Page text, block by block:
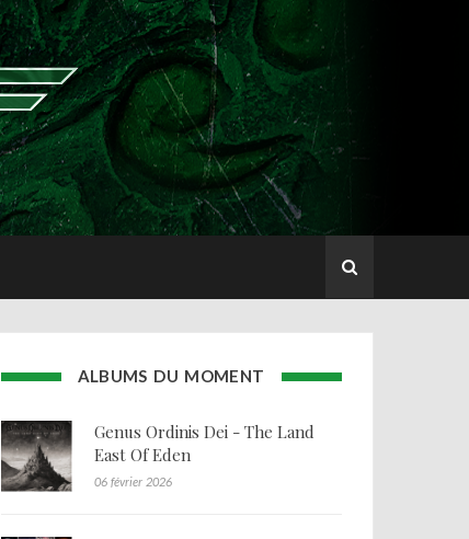
ALBUMS DU MOMENT
Genus Ordinis Dei - The Land
East Of Eden
06 février 2026